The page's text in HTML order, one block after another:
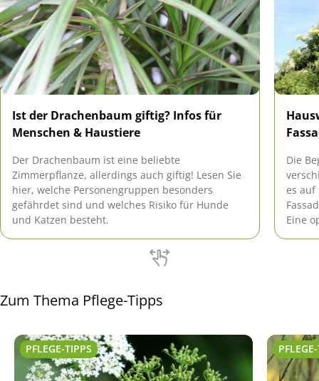
Ist der Drachenbaum giftig? Infos für
Menschen & Haustiere
Der Drachenbaum ist eine beliebte
Zimmerpflanze, allerdings auch giftig! Lesen Sie
hier, welche Personengruppen besonders
gefährdet sind und welches Risiko für Hunde
und Katzen besteht.
Die
es auf
Eine
Zum Thema Pflege-Tipps
PFLEGE-TIPPS